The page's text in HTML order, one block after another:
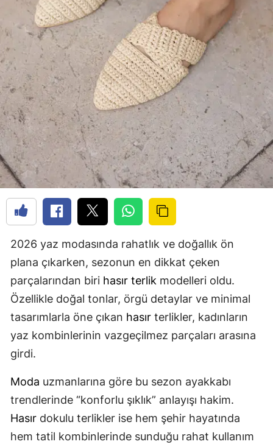
2026 yaz modasında rahatlık ve doğallık ön
plana çıkarken, sezonun en dikkat çeken
parçalarından biri hasır terlik modelleri oldu.
Özellikle doğal tonlar, örgü detaylar ve minimal
tasarımlarla öne çıkan hasır terlikler, kadınların
yaz kombinlerinin vazgeçilmez parçaları arasına
girdi.
Moda uzmanlarına göre bu sezon ayakkabı
trendlerinde “konforlu şıklık” anlayışı hakim.
Hasır dokulu terlikler ise hem şehir hayatında
hem tatil kombinlerinde sunduğu rahat kullanım